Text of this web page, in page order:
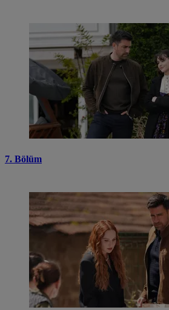
7. Bölüm